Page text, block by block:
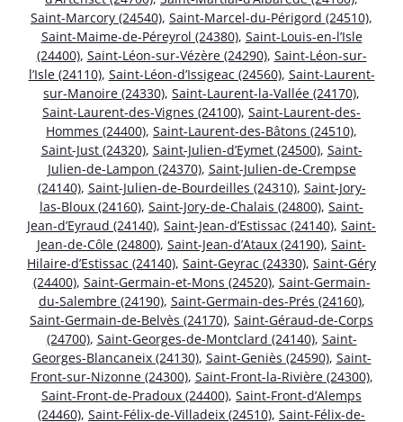
Saint-Marcory (24540), Saint-Marcel-du-Périgord (24510),
Saint-Maime-de-Péreyrol (24380), Saint-Louis-en-l’Isle
(24400), Saint-Léon-sur-Vézère (24290), Saint-Léon-sur-
l’Isle (24110), Saint-Léon-d’Issigeac (24560), Saint-Laurent-
sur-Manoire (24330), Saint-Laurent-la-Vallée (24170),
Saint-Laurent-des-Vignes (24100), Saint-Laurent-des-
Hommes (24400), Saint-Laurent-des-Bâtons (24510),
Saint-Just (24320), Saint-Julien-d’Eymet (24500), Saint-
Julien-de-Lampon (24370), Saint-Julien-de-Crempse
(24140), Saint-Julien-de-Bourdeilles (24310), Saint-Jory-
las-Bloux (24160), Saint-Jory-de-Chalais (24800), Saint-
Jean-d’Eyraud (24140), Saint-Jean-d’Estissac (24140), Saint-
Jean-de-Côle (24800), Saint-Jean-d’Ataux (24190), Saint-
Hilaire-d’Estissac (24140), Saint-Geyrac (24330), Saint-Géry
(24400), Saint-Germain-et-Mons (24520), Saint-Germain-
du-Salembre (24190), Saint-Germain-des-Prés (24160),
Saint-Germain-de-Belvès (24170), Saint-Géraud-de-Corps
(24700), Saint-Georges-de-Montclard (24140), Saint-
Georges-Blancaneix (24130), Saint-Geniès (24590), Saint-
Front-sur-Nizonne (24300), Saint-Front-la-Rivière (24300),
Saint-Front-de-Pradoux (24400), Saint-Front-d’Alemps
(24460), Saint-Félix-de-Villadeix (24510), Saint-Félix-de-